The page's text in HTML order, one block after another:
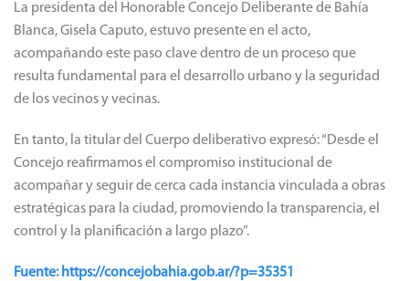
La presidenta del Honorable Concejo Deliberante de Bahía
Blanca, Gisela Caputo, estuvo presente en el acto,
acompañando este paso clave dentro de un proceso que
resulta fundamental para el desarrollo urbano y la seguridad
de los vecinos y vecinas.
En tanto, la titular del Cuerpo deliberativo expresó: “Desde el
Concejo reafirmamos el compromiso institucional de
acompañar y seguir de cerca cada instancia vinculada a obras
estratégicas para la ciudad, promoviendo la transparencia, el
control y la planificación a largo plazo”.
Fuente: https://concejobahia.gob.ar/?p=35351